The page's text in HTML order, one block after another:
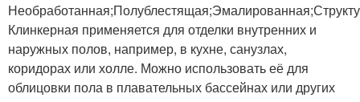
Клинкерная применяется для отделки внутренних и
наружных полов, например, в кухне, санузлах,
коридорах или холле. Можно использовать её для
облицовки пола в плавательных бассейнах или других